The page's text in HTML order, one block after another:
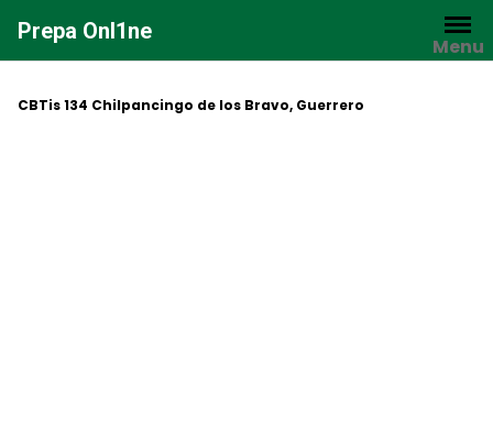
contenido
Prepa Onl1ne
Menu
CBTis 134 Chilpancingo de los Bravo, Guerrero